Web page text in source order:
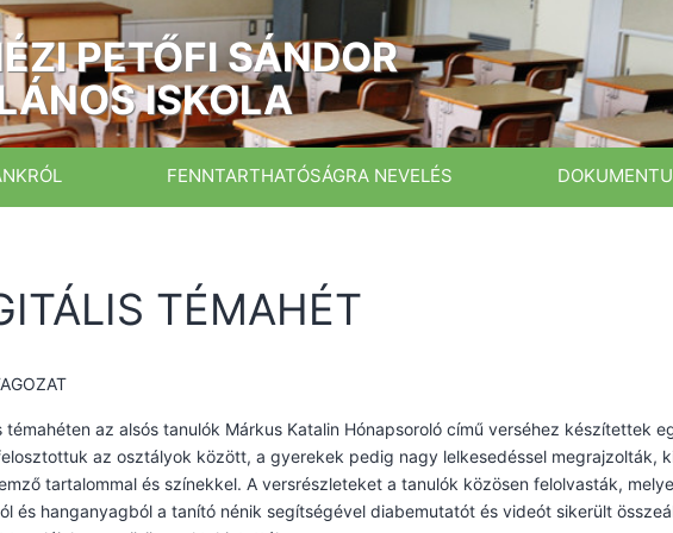
PETŐFI SÁNDOR
ISKOLA
FENNTARTHATÓSÁGRA NEVELÉS
TÉMAHÉT
témahéten az alsós tanulók Márkus Katalin Hónapsoroló című verséhez készítettek
az osztályok között, a gyerekek pedig nagy lelkesedéssel megrajzolták,
tartalommal és színekkel. A versrészleteket a tanulók közösen felolvasták,
és hanganyagból a tanító nénik segítségével diabemutatót és videót sikerült